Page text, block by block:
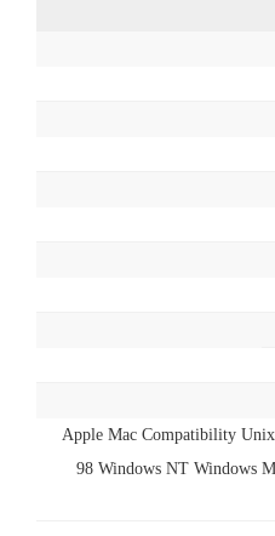
Apple Mac Compatibility
98 Windows NT Windows